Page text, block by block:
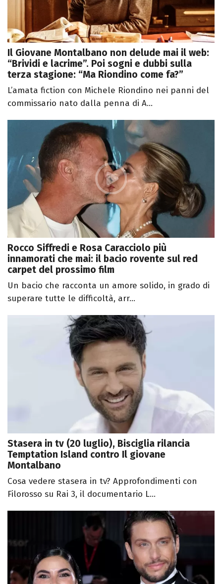
Il Giovane Montalbano non delude mai il web:
“Brividi e lacrime”. Poi sogni e dubbi sulla
terza stagione: “Ma Riondino come fa?”
L’amata fiction con Michele Riondino nei panni del
commissario nato dalla penna di A...
Rocco Siffredi e Rosa Caracciolo più
innamorati che mai: il bacio rovente sul red
carpet del prossimo film
Un bacio che racconta un amore solido, in grado di
superare tutte le difficoltà, arr...
Stasera in tv (20 luglio), Bisciglia rilancia
Temptation Island contro Il giovane
Montalbano
Cosa vedere stasera in tv? Approfondimenti con
Filorosso su Rai 3, il documentario L...